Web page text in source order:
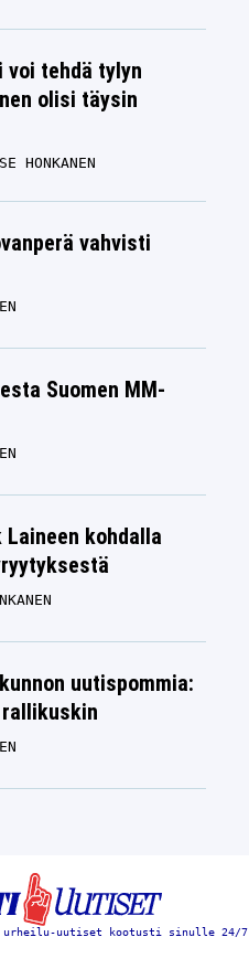
voi tehdä tylyn
olisi täysin
HONKANEN
vahvisti
Suomen MM-
kohdalla
uutispommia:
urheilu-uutiset kootusti sinulle 24/7